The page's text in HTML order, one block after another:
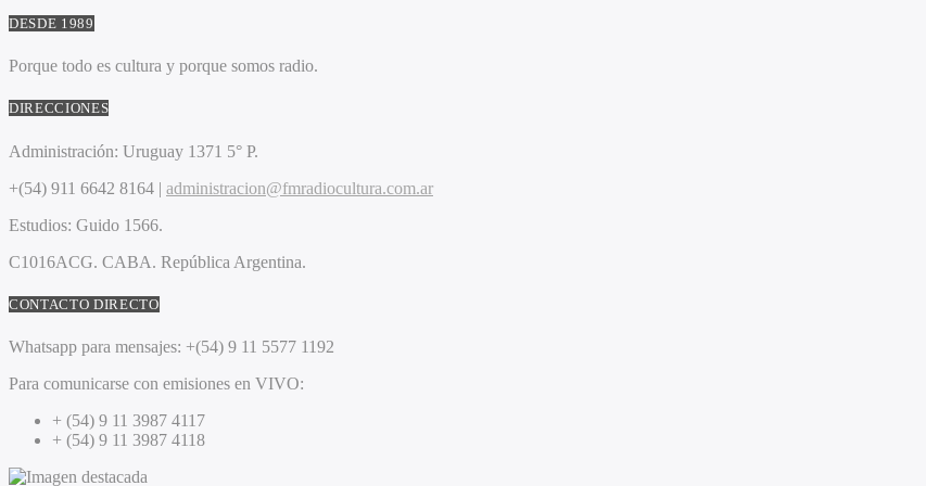
DESDE 1989
Porque todo es cultura y porque somos radio.
DIRECCIONES
Administración: Uruguay 1371 5° P.
+(54) 911 6642 8164 | administracion@fmradiocultura.com.ar
Estudios: Guido 1566.
C1016ACG. CABA. República Argentina.
CONTACTO DIRECTO
Whatsapp para mensajes: +(54) 9 11 5577 1192
Para comunicarse con emisiones en VIVO:
+ (54) 9 11 3987 4117
+ (54) 9 11 3987 4118